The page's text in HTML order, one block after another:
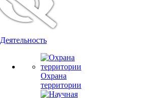
Деятельность
Охрана
территории